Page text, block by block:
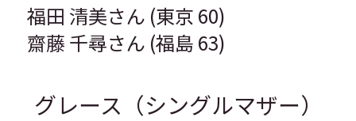
福田 清美さん (東京 60)
齋藤 千尋さん (福島 63)
グレース（シングルマザー）